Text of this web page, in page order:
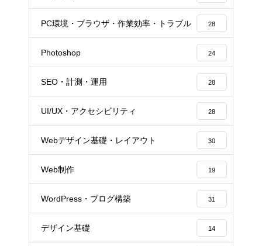
PC環境・ブラウザ・作業効率・トラブル 28
Photoshop 24
SEO・計測・運用 28
UI/UX・アクセシビリティ 28
Webデザイン基礎・レイアウト 30
Web制作 19
WordPress・ブログ構築 31
デザイン基礎 14